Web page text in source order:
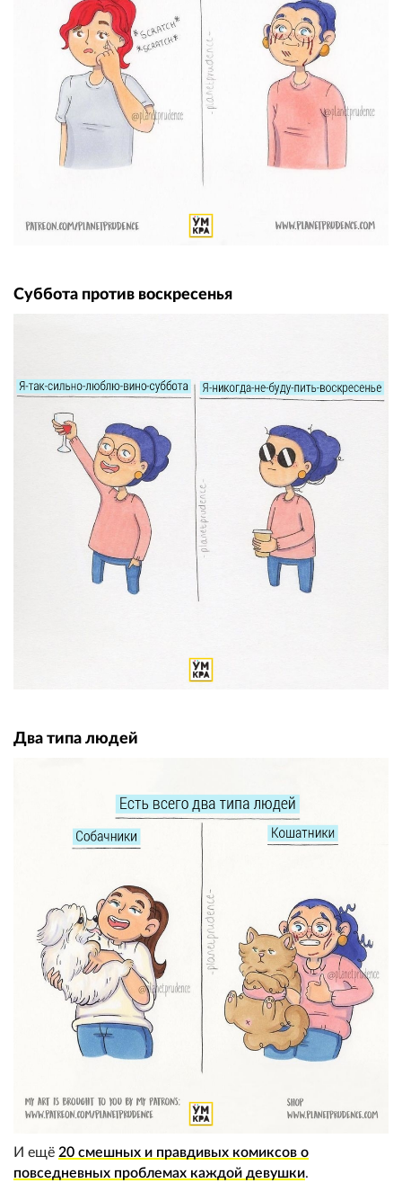
Суббота против воскресенья
Два типа людей
И ещё 20 смешных и правдивых комиксов о
повседневных проблемах каждой девушки.